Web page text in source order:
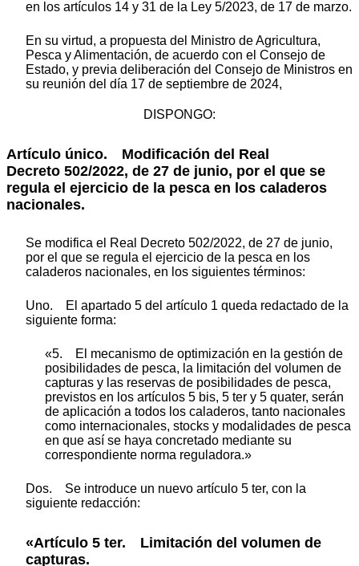
en los artículos 14 y 31 de la Ley 5/2023, de 17 de marzo.
En su virtud, a propuesta del Ministro de Agricultura,
Pesca y Alimentación, de acuerdo con el Consejo de
Estado, y previa deliberación del Consejo de Ministros en
su reunión del día 17 de septiembre de 2024,
DISPONGO:
Artículo único. Modificación del Real
Decreto 502/2022, de 27 de junio, por el que se
regula el ejercicio de la pesca en los caladeros
nacionales.
Se modifica el Real Decreto 502/2022, de 27 de junio,
por el que se regula el ejercicio de la pesca en los
caladeros nacionales, en los siguientes términos:
Uno. El apartado 5 del artículo 1 queda redactado de la
siguiente forma:
«5. El mecanismo de optimización en la gestión de
posibilidades de pesca, la limitación del volumen de
capturas y las reservas de posibilidades de pesca,
previstos en los artículos 5 bis, 5 ter y 5 quater, serán
de aplicación a todos los caladeros, tanto nacionales
como internacionales, stocks y modalidades de pesca
en que así se haya concretado mediante su
correspondiente norma reguladora.»
Dos. Se introduce un nuevo artículo 5 ter, con la
siguiente redacción:
«Artículo 5 ter. Limitación del volumen de
capturas.